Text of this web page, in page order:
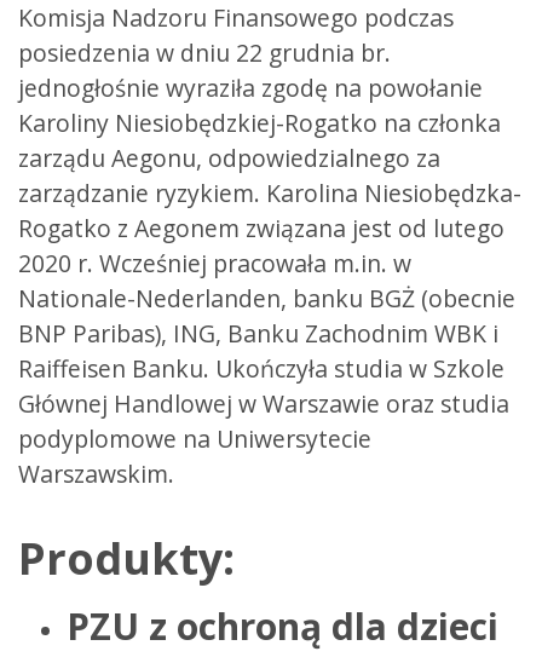
Komisja Nadzoru Finansowego podczas
posiedzenia w dniu 22 grudnia br.
jednogłośnie wyraziła zgodę na powołanie
Karoliny Niesiobędzkiej-Rogatko na członka
zarządu Aegonu, odpowiedzialnego za
zarządzanie ryzykiem. Karolina Niesiobędzka-
Rogatko z Aegonem związana jest od lutego
2020 r. Wcześniej pracowała m.in. w
Nationale-Nederlanden, banku BGŻ (obecnie
BNP Paribas), ING, Banku Zachodnim WBK i
Raiffeisen Banku. Ukończyła studia w Szkole
Głównej Handlowej w Warszawie oraz studia
podyplomowe na Uniwersytecie
Warszawskim.
Produkty:
PZU z ochroną dla dzieci